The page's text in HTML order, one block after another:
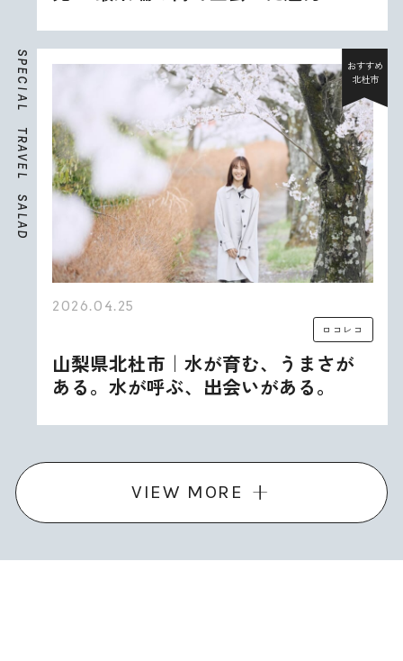
S
P
E
C
I
A
L
T
R
A
V
E
L
S
A
L
A
D
おすすめ
北杜市
2026.04.25
ロコレコ
山梨県北杜市｜水が育む、うまさが
ある。水が呼ぶ、出会いがある。
VIEW MORE